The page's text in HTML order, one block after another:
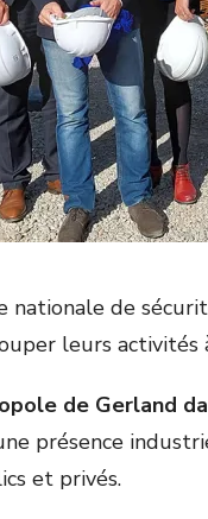
nationale de
leurs activités
de Gerland
présence
et privés.